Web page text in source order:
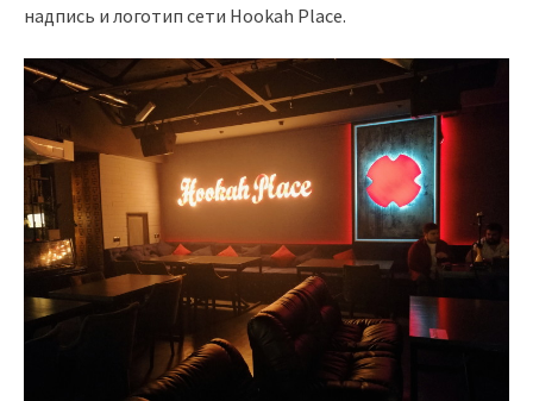
надпись и логотип сети Hookah Place.